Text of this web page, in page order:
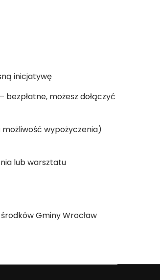
inicjatywę
możesz dołączyć
możliwość wypożyczenia)
lub warsztatu
Gminy Wrocław